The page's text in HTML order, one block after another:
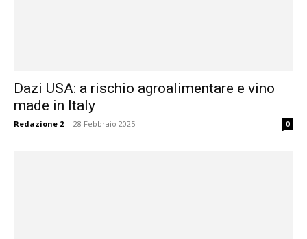
Dazi USA: a rischio agroalimentare e vino
made in Italy
Redazione 2 - 28 Febbraio 2025 0